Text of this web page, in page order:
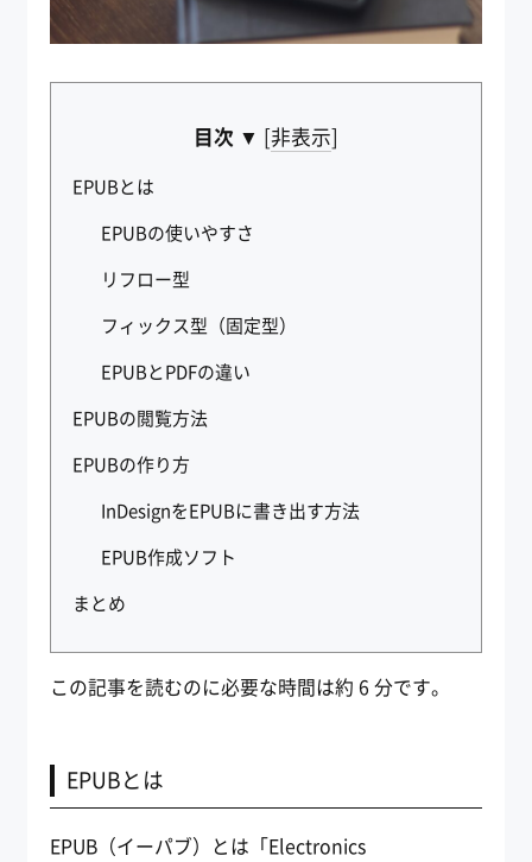
目次 ▼ [非表示]
EPUBとは
EPUBの使いやすさ
リフロー型
フィックス型（固定型）
EPUBとPDFの違い
EPUBの閲覧方法
EPUBの作り方
InDesignをEPUBに書き出す方法
EPUB作成ソフト
まとめ
この記事を読むのに必要な時間は約 6 分です。
EPUBとは
EPUB（イーパブ）とは「Electronics